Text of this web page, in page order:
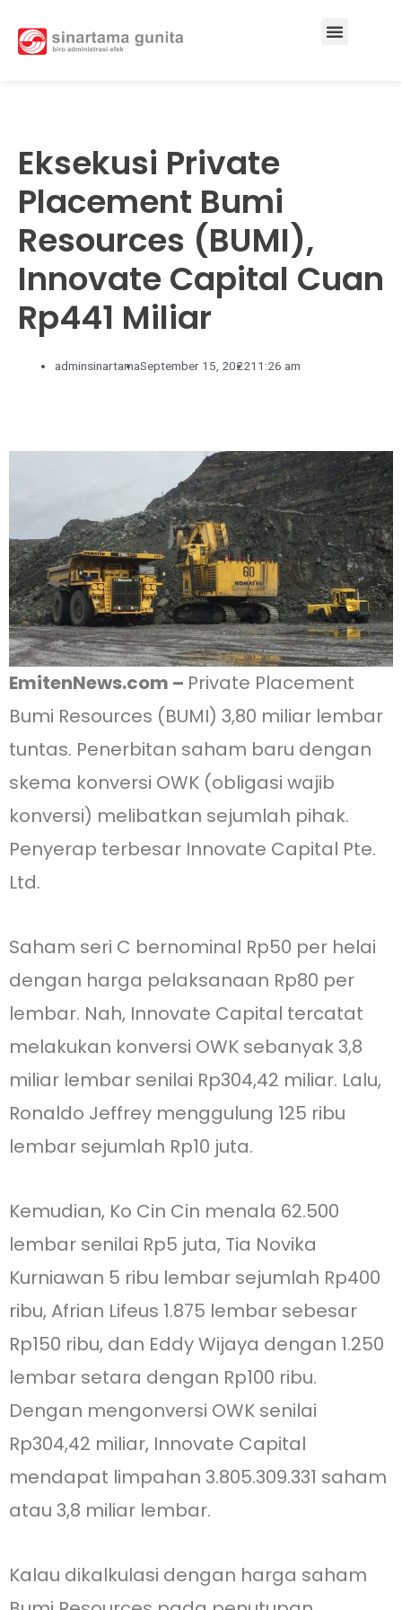
Eksekusi Private
Placement Bumi
Resources (BUMI),
Innovate Capital Cuan
Rp441 Miliar
adminsinartamaSeptember 15, 202211:26 am
EmitenNews.com – Private Placement
Bumi Resources (BUMI) 3,80 miliar lembar
tuntas. Penerbitan saham baru dengan
skema konversi OWK (obligasi wajib
konversi) melibatkan sejumlah pihak.
Penyerap terbesar Innovate Capital Pte.
Ltd.
Saham seri C bernominal Rp50 per helai
dengan harga pelaksanaan Rp80 per
lembar. Nah, Innovate Capital tercatat
melakukan konversi OWK sebanyak 3,8
miliar lembar senilai Rp304,42 miliar. Lalu,
Ronaldo Jeffrey menggulung 125 ribu
lembar sejumlah Rp10 juta.
Kemudian, Ko Cin Cin menala 62.500
lembar senilai Rp5 juta, Tia Novika
Kurniawan 5 ribu lembar sejumlah Rp400
ribu, Afrian Lifeus 1.875 lembar sebesar
Rp150 ribu, dan Eddy Wijaya dengan 1.250
lembar setara dengan Rp100 ribu.
Dengan mengonversi OWK senilai
Rp304,42 miliar, Innovate Capital
mendapat limpahan 3.805.309.331 saham
atau 3,8 miliar lembar.
Kalau dikalkulasi dengan harga saham